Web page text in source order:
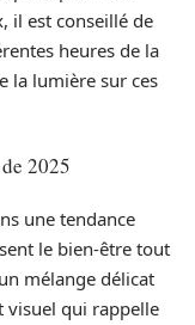
il est conseillé de
heures de la
la lumière sur ces
2025
une tendance
le bien-être tout
mélange délicat
visuel qui rappelle